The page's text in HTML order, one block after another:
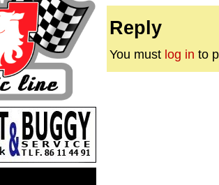
Reply
You must log in to